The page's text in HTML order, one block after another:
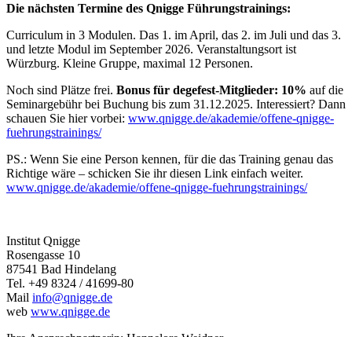
Die nächsten Termine des Qnigge Führungstrainings:
Curriculum in 3 Modulen. Das 1. im April, das 2. im Juli und das 3.
und letzte Modul im September 2026. Veranstaltungsort ist
Würzburg. Kleine Gruppe, maximal 12 Personen.
Noch sind Plätze frei. Bonus für degefest-Mitglieder: 10% auf die
Seminargebühr bei Buchung bis zum 31.12.2025. Interessiert? Dann
schauen Sie hier vorbei: www.qnigge.de/akademie/offene-qnigge-
fuehrungstrainings/
PS.: Wenn Sie eine Person kennen, für die das Training genau das
Richtige wäre – schicken Sie ihr diesen Link einfach weiter.
www.qnigge.de/akademie/offene-qnigge-fuehrungstrainings/
Institut Qnigge
Rosengasse 10
87541 Bad Hindelang
Tel. +49 8324 / 41699-80
Mail info@qnigge.de
web www.qnigge.de